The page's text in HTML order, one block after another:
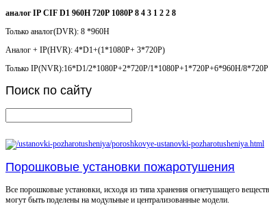
аналог IP CIF D1 960H 720P 1080P 8 4 3 1 2 2 8
Только аналог(DVR): 8 *960H
Аналог + IP(HVR): 4*D1+(1*1080P+ 3*720P)
Только IP(NVR):16*D1/2*1080P+2*720P/1*1080P+1*720P+6*960H/8*720P
Поиск по сайту
Порошковые установки пожаротушения
Все порошковые установки, исходя из типа хранения огнетушащего
могут быть поделены на модульные и централизованные модели.